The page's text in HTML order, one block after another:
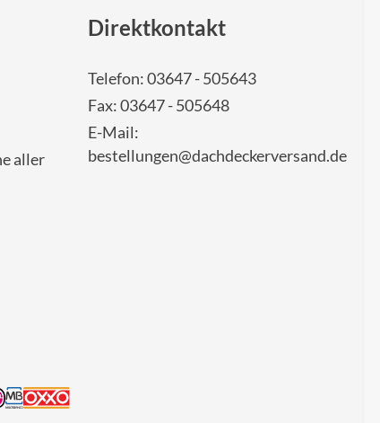
aller
Direktkontakt
Telefon: 03647 - 505643
Fax: 03647 - 505648
E-Mail:
bestellungen@dachdeckerversand.de